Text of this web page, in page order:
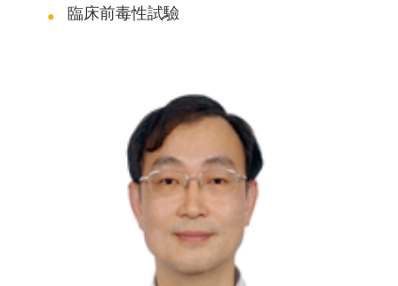
臨床前毒性試驗